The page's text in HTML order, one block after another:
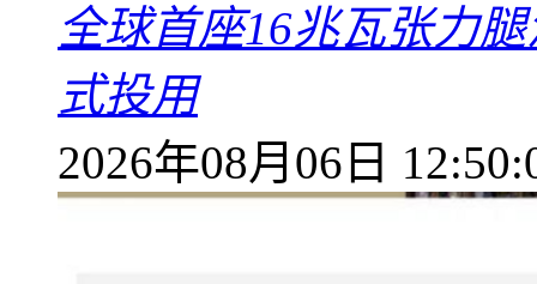
全球首座16兆瓦张力
式投用
2026年08月06日